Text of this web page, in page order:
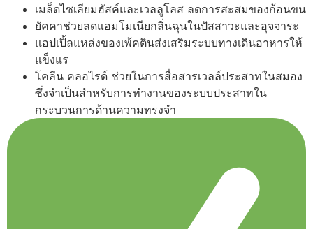
เมล็ดไซเลียมฮัสค์และเวลลูโลส ลดการสะสมของก้อนขน
ยัคคาช่วยลดแอมโมเนียกลิ่นฉุนในปัสสาวะและอุจจาระ
แอปเปิ้ลแหล่งของเพ้คตินส่งเสริมระบบทางเดินอาหารให้
แข็งแร
โคลีน คลอไรด์ ช่วยในการสื่อสารเวลล์ประสาทในสมอง
ซึ่งจำเป็นสำหรับการทำงานของระบบประสาทใน
กระบวนการด้านความทรงจำ